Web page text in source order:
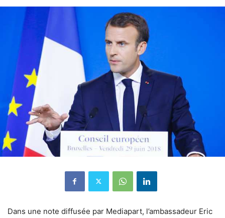
Dans une note diffusée par Mediapart, l’ambassadeur Eric